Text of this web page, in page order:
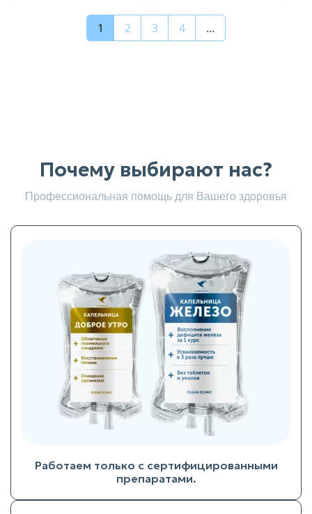
1 2 3 4 ...
Почему выбирают нас?
Профессиональная помощь для Вашего здоровья
Работаем только с сертифицированными
препаратами.